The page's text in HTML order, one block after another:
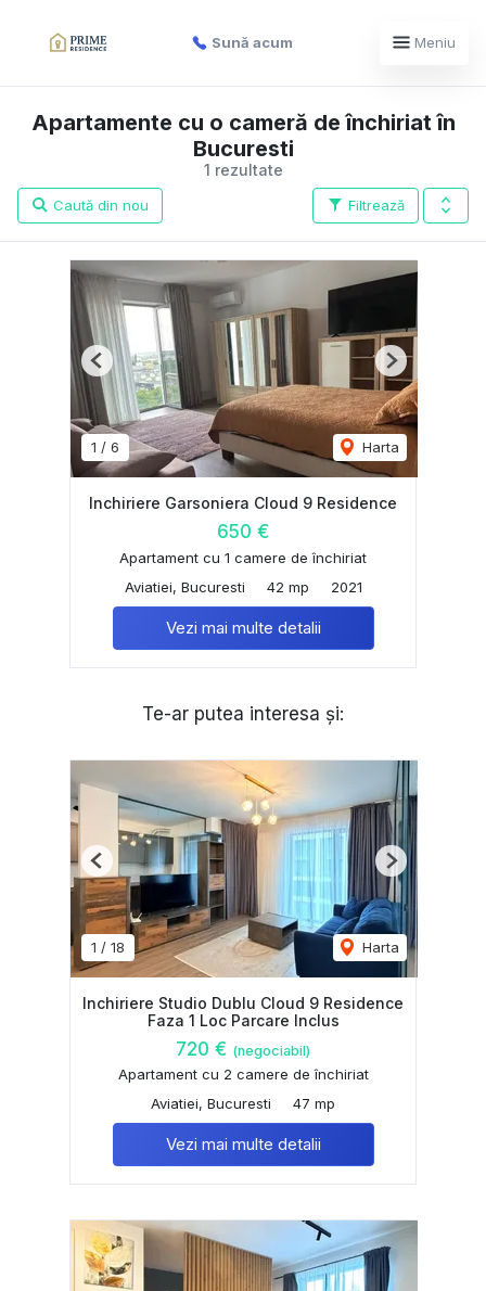
Sună acum Meniu
1 rezultate
Apartamente cu o cameră de închiriat în
Bucuresti
Filtrează
Caută din nou
1 / 6 Harta
Previous Next
Inchiriere Garsoniera Cloud 9 Residence
650 €
Apartament cu 1 camere de închiriat
Aviatiei, Bucuresti
42 mp 2021
Vezi mai multe detalii
Te-ar putea interesa și:
1 / 18 Harta
Previous Next
Inchiriere Studio Dublu Cloud 9 Residence
Faza 1 Loc Parcare Inclus
720 € (negociabil)
Apartament cu 2 camere de închiriat
Aviatiei, Bucuresti
47 mp
Vezi mai multe detalii